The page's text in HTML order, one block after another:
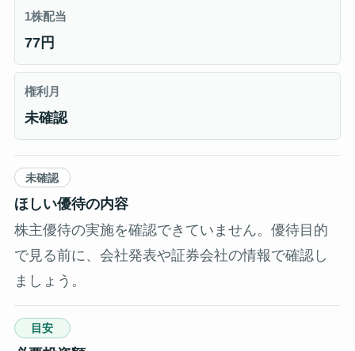
1株配当
77円
権利月
未確認
未確認
ほしい優待の内容
株主優待の実施を確認できていません。優待目的
で見る前に、会社発表や証券会社の情報で確認し
ましょう。
目安